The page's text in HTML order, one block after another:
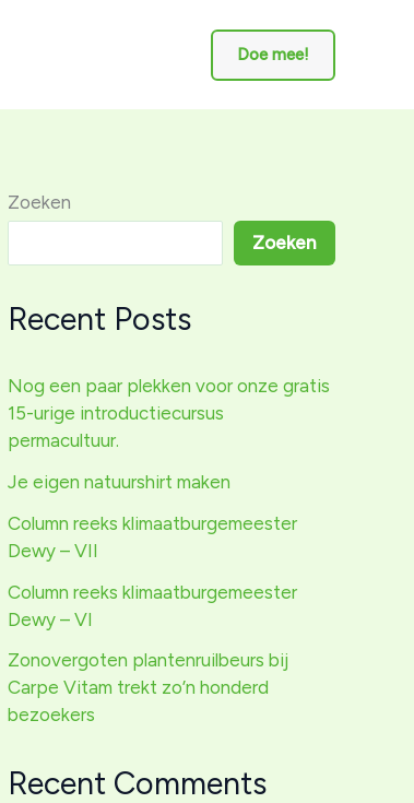
Doe mee!
Zoeken
Zoeken
Recent Posts
Nog een paar plekken voor onze gratis
15-urige introductiecursus
permacultuur.
Je eigen natuurshirt maken
Column reeks klimaatburgemeester
Dewy – VII
Column reeks klimaatburgemeester
Dewy – VI
Zonovergoten plantenruilbeurs bij
Carpe Vitam trekt zo’n honderd
bezoekers
Recent Comments